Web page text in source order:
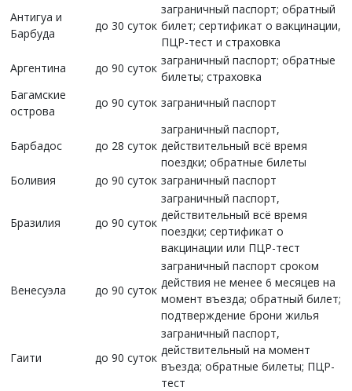
Антигуа и
Барбуда
до 30 суток
заграничный паспорт; обратный
билет; сертификат о вакцинации,
ПЦР-тест и страховка
Аргентина
до 90 суток
заграничный паспорт; обратные
билеты; страховка
Багамские
острова
до 90 суток заграничный паспорт
Барбадос до 28 суток
заграничный паспорт,
действительный всё время
поездки; обратные билеты
Боливия
до 90 суток заграничный паспорт
Бразилия до 90 суток
заграничный паспорт,
действительный всё время
поездки; сертификат о
вакцинации или ПЦР-тест
Венесуэла до 90 суток
заграничный паспорт сроком
действия не менее 6 месяцев на
момент въезда; обратный билет;
подтверждение брони жилья
Гаити до 90 суток
заграничный паспорт,
действительный на момент
въезда; обратные билеты; ПЦР-
тест